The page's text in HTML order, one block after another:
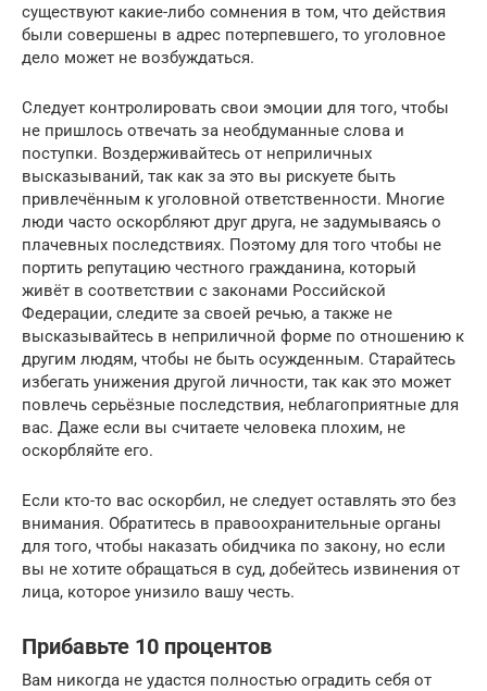
существуют какие-либо сомнения в том, что действия
были совершены в адрес потерпевшего, то уголовное
дело может не возбуждаться.
Следует контролировать свои эмоции для того, чтобы
не пришлось отвечать за необдуманные слова и
поступки. Воздерживайтесь от неприличных
высказываний, так как за это вы рискуете быть
привлечённым к уголовной ответственности. Многие
люди часто оскорбляют друг друга, не задумываясь о
плачевных последствиях. Поэтому для того чтобы не
портить репутацию честного гражданина, который
живёт в соответствии с законами Российской
Федерации, следите за своей речью, а также не
высказывайтесь в неприличной форме по отношению к
другим людям, чтобы не быть осужденным. Старайтесь
избегать унижения другой личности, так как это может
повлечь серьёзные последствия, неблагоприятные для
вас. Даже если вы считаете человека плохим, не
оскорбляйте его.
Если кто-то вас оскорбил, не следует оставлять это без
внимания. Обратитесь в правоохранительные органы
для того, чтобы наказать обидчика по закону, но если
вы не хотите обращаться в суд, добейтесь извинения от
лица, которое унизило вашу честь.
Прибавьте 10 процентов
Вам никогда не удастся полностью оградить себя от